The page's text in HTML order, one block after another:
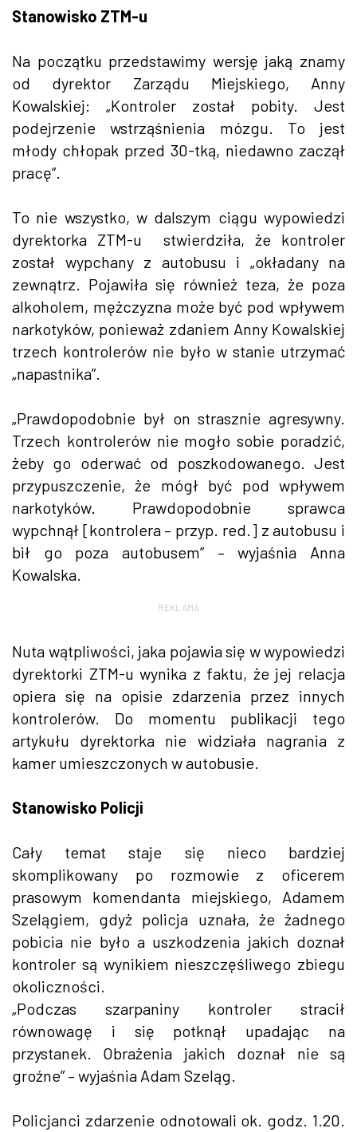
Stanowisko ZTM-u
Na początku przedstawimy wersję jaką znamy
od dyrektor Zarządu Miejskiego, Anny
Kowalskiej: „Kontroler został pobity. Jest
podejrzenie wstrząśnienia mózgu. To jest
młody chłopak przed 30-tką, niedawno zaczął
pracę”.
To nie wszystko, w dalszym ciągu wypowiedzi
dyrektorka ZTM-u stwierdziła, że kontroler
został wypchany z autobusu i „okładany na
zewnątrz. Pojawiła się również teza, że poza
alkoholem, mężczyzna może być pod wpływem
narkotyków, ponieważ zdaniem Anny Kowalskiej
trzech kontrolerów nie było w stanie utrzymać
„napastnika”.
„Prawdopodobnie był on strasznie agresywny.
Trzech kontrolerów nie mogło sobie poradzić,
żeby go oderwać od poszkodowanego. Jest
przypuszczenie, że mógł być pod wpływem
narkotyków. Prawdopodobnie sprawca
wypchnął [kontrolera – przyp. red.] z autobusu i
bił go poza autobusem” – wyjaśnia Anna
Kowalska.
REKLAMA
Nuta wątpliwości, jaka pojawia się w wypowiedzi
dyrektorki ZTM-u wynika z faktu, że jej relacja
opiera się na opisie zdarzenia przez innych
kontrolerów. Do momentu publikacji tego
artykułu dyrektorka nie widziała nagrania z
kamer umieszczonych w autobusie.
Stanowisko Policji
Cały temat staje się nieco bardziej
skomplikowany po rozmowie z oficerem
prasowym komendanta miejskiego, Adamem
Szelągiem, gdyż policja uznała, że żadnego
pobicia nie było a uszkodzenia jakich doznał
kontroler są wynikiem nieszczęśliwego zbiegu
okoliczności.
„Podczas szarpaniny kontroler stracił
równowagę i się potknął upadając na
przystanek. Obrażenia jakich doznał nie są
groźne” – wyjaśnia Adam Szeląg.
Policjanci zdarzenie odnotowali ok. godz. 1.20.